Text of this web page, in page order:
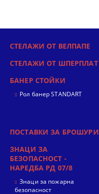
СТЕЛАЖИ ОТ ВЕЛПАПЕ
СТЕЛАЖИ ОТ ШПЕРПЛАТ
БАНЕР СТОЙКИ
Рол банер STANDART
ПОСТАВКИ ЗА БРОШУРИ
ЗНАЦИ ЗА
БЕЗОПАСНОСТ -
НАРЕДБА РД 07/8
Знаци за пожарна
безопасност